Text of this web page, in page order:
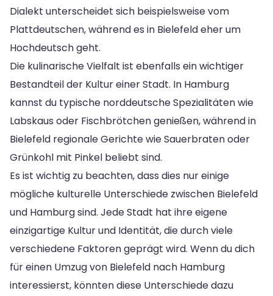
Dialekt unterscheidet sich beispielsweise vom
Plattdeutschen, während es in Bielefeld eher um
Hochdeutsch geht.
Die kulinarische Vielfalt ist ebenfalls ein wichtiger
Bestandteil der Kultur einer Stadt. In Hamburg
kannst du typische norddeutsche Spezialitäten wie
Labskaus oder Fischbrötchen genießen, während in
Bielefeld regionale Gerichte wie Sauerbraten oder
Grünkohl mit Pinkel beliebt sind.
Es ist wichtig zu beachten, dass dies nur einige
mögliche kulturelle Unterschiede zwischen Bielefeld
und Hamburg sind. Jede Stadt hat ihre eigene
einzigartige Kultur und Identität, die durch viele
verschiedene Faktoren geprägt wird. Wenn du dich
für einen Umzug von Bielefeld nach Hamburg
interessierst, könnten diese Unterschiede dazu